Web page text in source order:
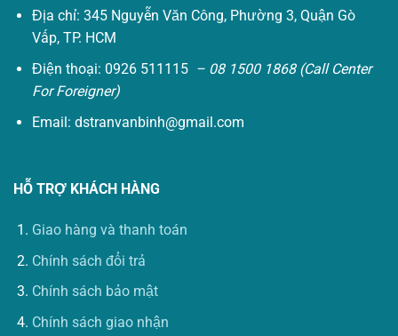
Địa chỉ: 345 Nguyễn Văn Công, Phường 3, Quận Gò
Vấp, TP. HCM
Điện thoại: 0926 511115 – 08 1500 1868 (Call Center
For Foreigner)
Email: dstranvanbinh@gmail.com
HỖ TRỢ KHÁCH HÀNG
Giao hàng và thanh toán
Chính sách đổi trả
Chính sách bảo mật
Chính sách giao nhận